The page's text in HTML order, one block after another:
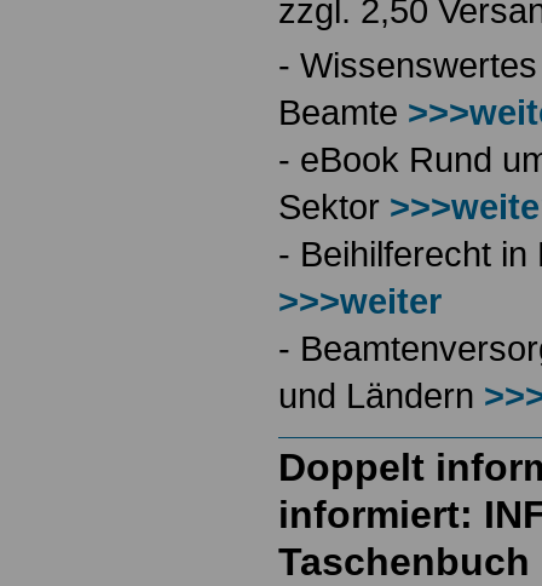
zzgl. 2,50
-
Beamte
- eBook Rund
Sektor
- Beihilferecht
>>>weiter
-
und Ländern
Doppelt
informiert:
Taschenbuch